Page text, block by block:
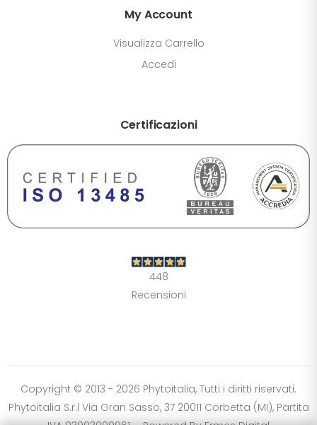
My Account
Visualizza Carrello
Accedi
Certificazioni
448
Recensioni
Copyright © 2013 - 2026 Phytoitalia, Tutti i diritti riservati.
Phytoitalia S.r.l Via Gran Sasso, 37 20011 Corbetta (MI), Partita
DIMENSIONE TESTO
Chiaro
Ripristina impostazioni